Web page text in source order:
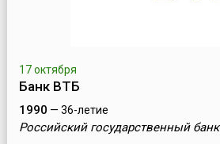
17 октября
Банк ВТБ
1990 — 36-летие
Российский государственный банк